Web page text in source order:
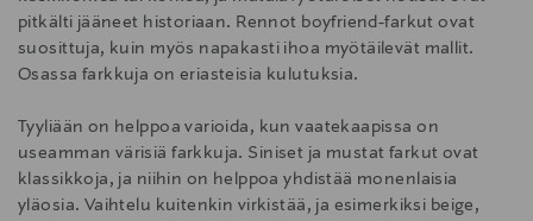
pitkälti jääneet historiaan. Rennot boyfriend-farkut ovat
suosittuja, kuin myös napakasti ihoa myötäilevät mallit.
Osassa farkkuja on eriasteisia kulutuksia.
Tyyliään on helppoa varioida, kun vaatekaapissa on
useamman värisiä farkkuja. Siniset ja mustat farkut ovat
klassikkoja, ja niihin on helppoa yhdistää monenlaisia
yläosia. Vaihtelu kuitenkin virkistää, ja esimerkiksi beige,